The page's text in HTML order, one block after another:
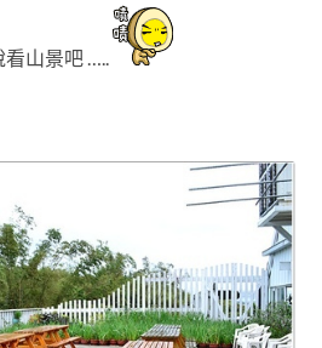
看山景吧 …..